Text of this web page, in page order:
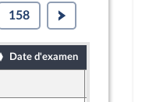
158
Date d'examen